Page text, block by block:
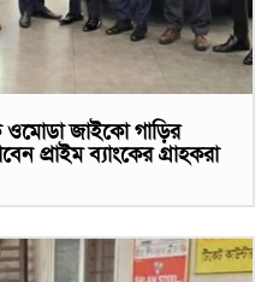
ওমোডা জাইকো গাড়ির
প্রাইম ব্যাংকের গ্রাহকরা